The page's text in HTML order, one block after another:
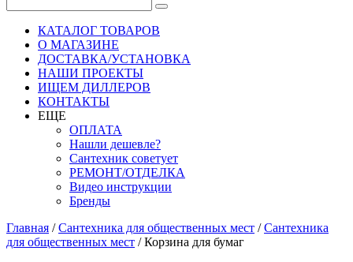
КАТАЛОГ ТОВАРОВ
О МАГАЗИНЕ
ДОСТАВКА/УСТАНОВКА
НАШИ ПРОЕКТЫ
ИЩЕМ ДИЛЛЕРОВ
КОНТАКТЫ
ЕЩЕ
ОПЛАТА
Нашли дешевле?
Сантехник советует
РЕМОНТ/ОТДЕЛКА
Видео инструкции
Бренды
Главная /Сантехника для общественных мест /Сантехника
для общественных мест /Корзина для бумаг